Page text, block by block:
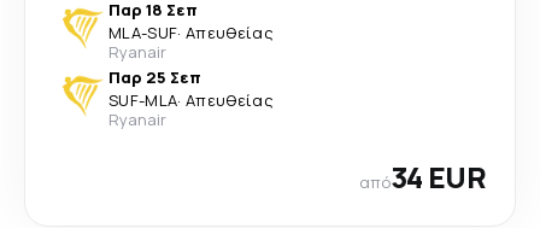
Παρ 18 Σεπ
MLA-SUF· Απευθείας
Ryanair
Παρ 25 Σεπ
SUF-MLA· Απευθείας
Ryanair
από34 EUR